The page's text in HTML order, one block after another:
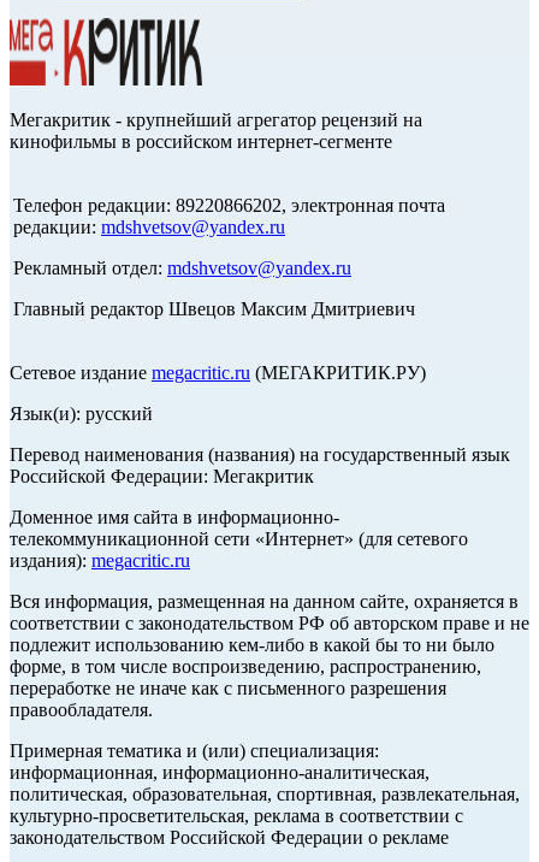
Мегакритик - крупнейший агрегатор рецензий на
кинофильмы в российском интернет-сегменте
Телефон редакции: 89220866202, электронная почта
редакции: mdshvetsov@yandex.ru
Рекламный отдел: mdshvetsov@yandex.ru
Главный редактор Швецов Максим Дмитриевич
Сетевое издание megacritic.ru (МЕГАКРИТИК.РУ)
Язык(и): русский
Перевод наименования (названия) на государственный язык
Российской Федерации: Мегакритик
Доменное имя сайта в информационно-
телекоммуникационной сети «Интернет» (для сетевого
издания): megacritic.ru
Вся информация, размещенная на данном сайте, охраняется в
соответствии с законодательством РФ об авторском праве и не
подлежит использованию кем-либо в какой бы то ни было
форме, в том числе воспроизведению, распространению,
переработке не иначе как с письменного разрешения
правообладателя.
Примерная тематика и (или) специализация:
информационная, информационно-аналитическая,
политическая, образовательная, спортивная, развлекательная,
культурно-просветительская, реклама в соответствии с
законодательством Российской Федерации о рекламе